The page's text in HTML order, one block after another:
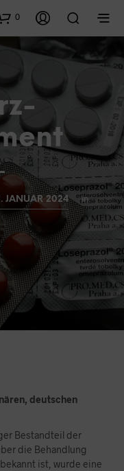
0
JANUAR 2024 in
deutschen
Bestandteil der
die Behandlung
ist, wurde eine